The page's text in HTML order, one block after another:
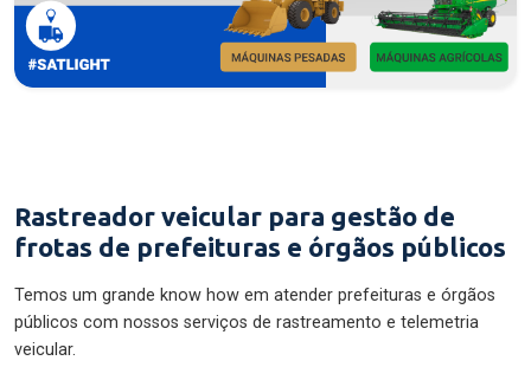
Rastreador veicular para gestão de
frotas de prefeituras e órgãos públicos
Temos um grande know how em atender prefeituras e órgãos
públicos com nossos serviços de rastreamento e telemetria
veicular.